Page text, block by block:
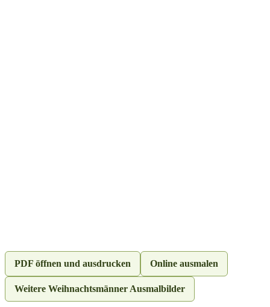
PDF öffnen und ausdrucken Online ausmalen
Weitere Weihnachtsmänner Ausmalbilder